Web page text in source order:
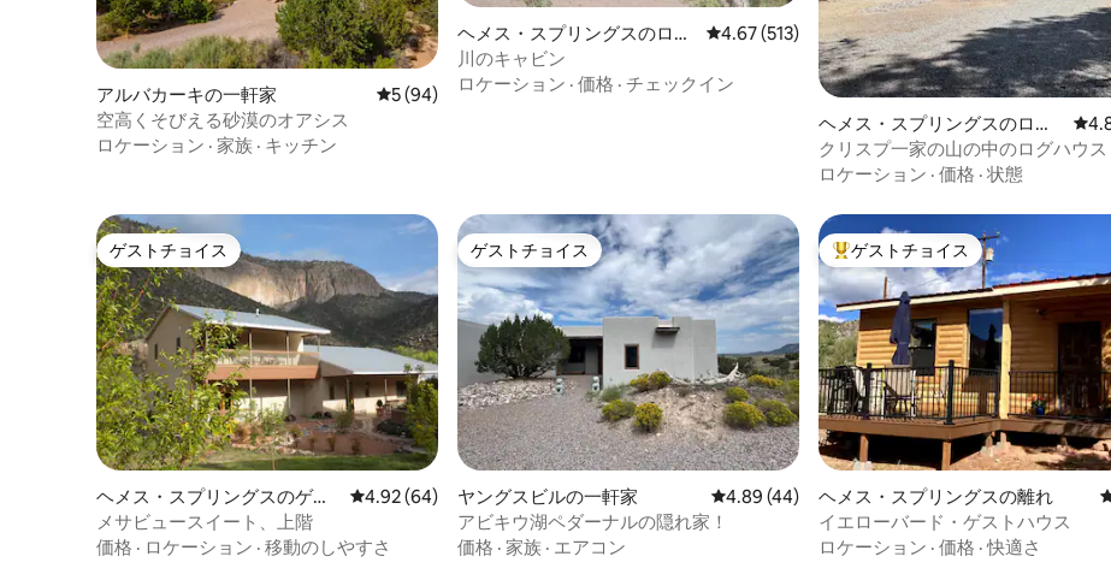
アルバカーキの一軒家 レビュー94件、5つ星中5つ星の平均評価
5 (94)
空高くそびえる砂漠のオアシス
ロケーション · 家族 · キッチン
ヘメス・スプリングスのログ
ハウス
レビュー513件、5つ星中4.67つ星の平均評価
4.67 (513)
川のキャビン
ロケーション · 価格 · チェックイン
ヘメス・スプリングスのログ
ハウス
レ
クリスプ一家の山の中のログハウス
ロケーション · 価格 · 状態
ゲストチョイス
ゲストチョイス
ヘメス・スプリングスのゲス
トスイート
レビュー64件、5つ星中4.92つ星の平均評価
4.92 (64)
メサビュースイート、上階
価格 · ロケーション · 移動のしやすさ
ゲストチョイス
ゲストチョイス
ヤングスビルの一軒家 レビュー44件、5つ星中4.89つ星の平均評価
4.89 (44)
アビキウ湖ペダーナルの隠れ家！
価格 · 家族 · エアコン
大好評のゲストチョイスです。
ゲストチョイス
ヘメス・スプリングスの離れ
イエローバード・ゲストハウス
ロケーション · 価格 ·快適さ